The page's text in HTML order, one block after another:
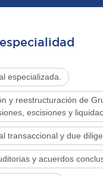
especializada.
y reestructuración de
escisiones y
transaccional y due
y acuerdos